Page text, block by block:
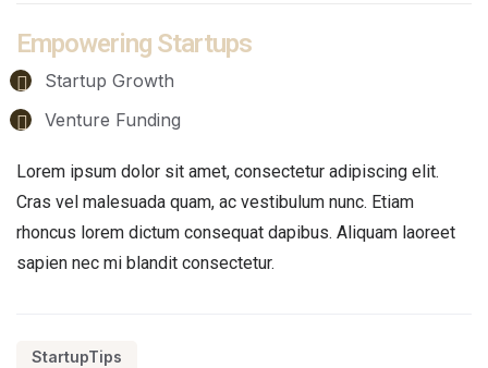
Empowering Startups
Startup Growth
Venture Funding
Lorem ipsum dolor sit amet, consectetur adipiscing elit.
Cras vel malesuada quam, ac vestibulum nunc. Etiam
rhoncus lorem dictum consequat dapibus. Aliquam laoreet
sapien nec mi blandit consectetur.
StartupTips